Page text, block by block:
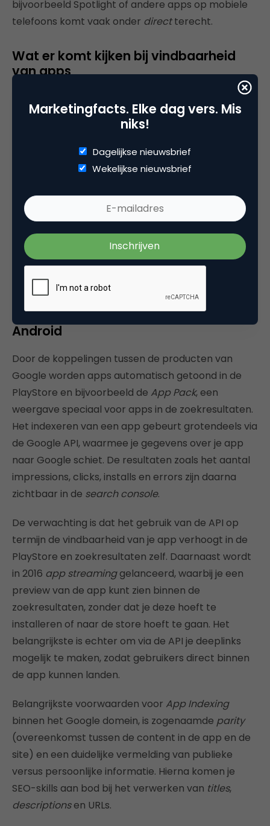
bijvoorbeeld Spotlight of andere apps op mobiele
telefoons komt vaak onder directterecht.
Wat er komt kijken bij vindbaarheid
van apps
mogelijk is binnen apps. Je kunt eenvoudig vanuit
een Whatsappgesprek een afspraak in je agenda
zetten en een reservering doen bij een restaurant,
zonder dat er een website aan te pas komt.
Als je een app nog niet geïnstalleerd hebt, kan deze
op drie manieren worden gepromoot, namelijk in de
externe websites. Is een app wèl al geïnstalleerd, is
het mogelijk de engagement te verhogen,
wederom via de voorgenoemde bronnen en via
Google Now/Spotlight.
Android
Door de koppelingen tussen de producten van
Google worden apps automatisch getoond in de
PlayStore en bijvoorbeeld de App Pack, een
weergave speciaal voor apps in de zoekresultaten.
Het indexeren van een app gebeurt grotendeels via
de Google API, waarmee je gegevens over je app
naar Google schiet. De resultaten zoals het aantal
impressions, clicks, installs en errors zijn daarna
zichtbaar in de search console.
De verwachting is dat het gebruik van de API op
termijn de vindbaarheid van je app verhoogt in de
PlayStore en zoekresultaten zelf. Daarnaast wordt
in 2016 app streaminggelanceerd, waarbij je een
preview van de app kunt zien binnen de
zoekresultaten, zonder dat je deze hoeft te
installeren of naar de store hoeft te gaan. Het
belangrijkste is echter om via de API je deeplinks
mogelijk te maken, zodat gebruikers direct binnen
de app kunnen landen.
Belangrijkste voorwaarden voor App Indexing
binnen het Google domein, is zogenaamde parity
(overeenkomst tussen de content in de app en de
site) en een duidelijke vermelding van publieke
versus persoonlijke informatie. Hierna komen je
SEO-skills aan bod bij het verwerken van titles,
descriptionsen URLs.
Marketingfacts. Elke dag vers. Mis
niks!
Dagelijkse nieuwsbrief
Wekelijkse nieuwsbrief